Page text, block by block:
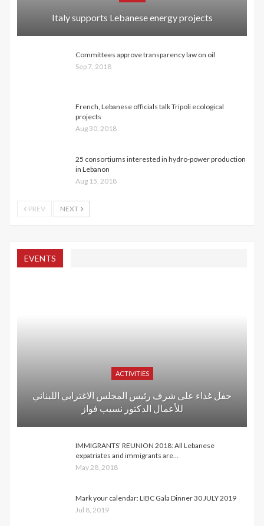
Italy supports Lebanese energy projects
Committees approve transparency law on oil
Sep 7, 2018
French, Lebanese officials talk Tripoli ecological
projects
Aug 30, 2018
25 consortiums interested in hydro-power production
in Lebanon
Aug 15, 2018
PREV NEXT
EVENTS
ACTIVITIES
حفل غذاء على شرف رئيس المجلس الاغترابي اللبناني
للأعمال الدكتور نسيب فواز
IMMIGRANTS’ REUNION 2018: All Lebanese
expatriates and immigrants are…
May 28, 2018
Mark your calendar: LIBC Gala Dinner 30 JULY 2019
Jul 8, 2019